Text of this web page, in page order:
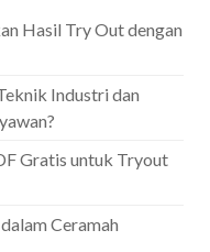
Hasil Try Out dengan
Industri dan
Gratis untuk Tryout
Ceramah